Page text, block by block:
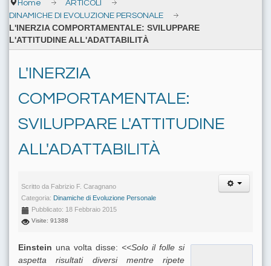
Home
ARTICOLI
DINAMICHE DI EVOLUZIONE PERSONALE
L'INERZIA COMPORTAMENTALE: SVILUPPARE
L'ATTITUDINE ALL'ADATTABILITÀ
L'INERZIA
COMPORTAMENTALE:
SVILUPPARE L'ATTITUDINE
ALL'ADATTABILITÀ
Scritto da Fabrizio F. Caragnano
Categoria: Dinamiche di Evoluzione Personale
Pubblicato: 18 Febbraio 2015
Visite: 91388
Einstein una volta disse: <<Solo il folle si
aspetta risultati diversi mentre ripete